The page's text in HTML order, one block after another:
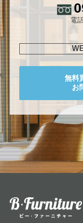
電
無料
お